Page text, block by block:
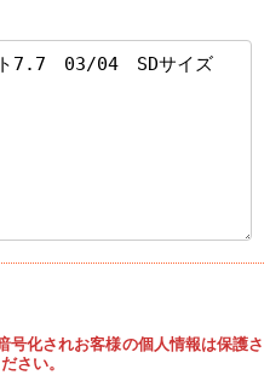
化されお客様の個人情報は保護さ
さい。